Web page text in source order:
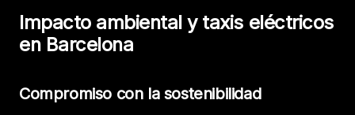
Impacto ambiental y taxis eléctricos
en Barcelona
Compromiso con la sostenibilidad